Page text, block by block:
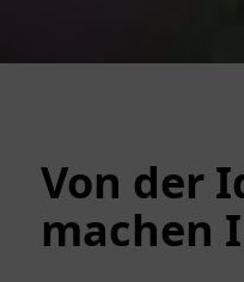
Von der
machen